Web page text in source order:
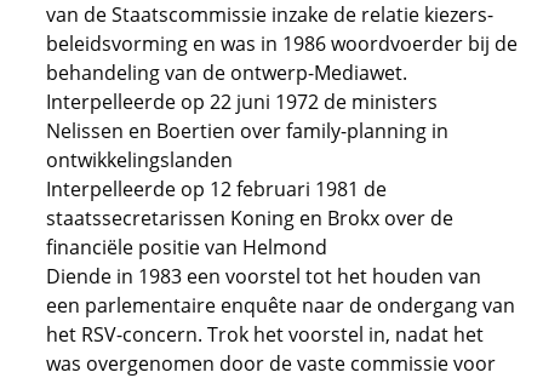
van de Staatscommissie inzake de relatie kiezers-
beleidsvorming en was in 1986 woordvoerder bij de
behandeling van de ontwerp-Mediawet.
Interpelleerde op 22 juni 1972 de ministers
Nelissen en Boertien over family-planning in
ontwikkelingslanden
Interpelleerde op 12 februari 1981 de
staatssecretarissen Koning en Brokx over de
financiële positie van Helmond
Diende in 1983 een voorstel tot het houden van
een parlementaire enquête naar de ondergang van
het RSV-concern. Trok het voorstel in, nadat het
was overgenomen door de vaste commissie voor